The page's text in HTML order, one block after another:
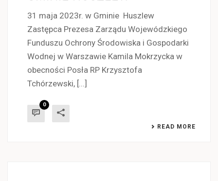
31 maja 2023r. w Gminie Huszlew
Zastępca Prezesa Zarządu Wojewódzkiego
Funduszu Ochrony Środowiska i Gospodarki
Wodnej w Warszawie Kamila Mokrzycka w
obecności Posła RP Krzysztofa
Tchórzewski, [...]
0
READ MORE